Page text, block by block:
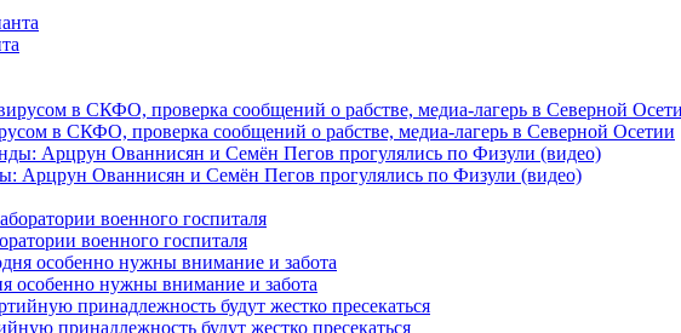
в СКФО, проверка сообщений о рабстве, медиа-лагерь в Северной Осетии
Арцрун Ованнисян и Семён Пегов прогулялись по Физули (видео)
военного госпиталя
особенно нужны внимание и забота
принадлежность будут жестко пресекаться